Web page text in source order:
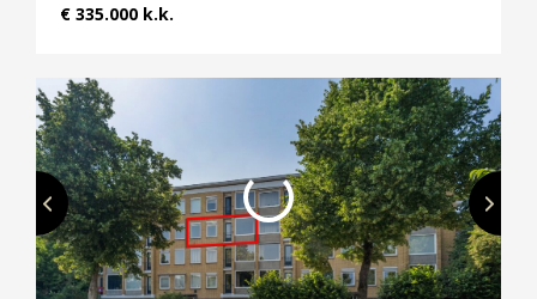
€ 335.000 k.k.